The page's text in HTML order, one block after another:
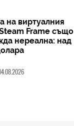
на виртуалния
Frame също
нереална: над